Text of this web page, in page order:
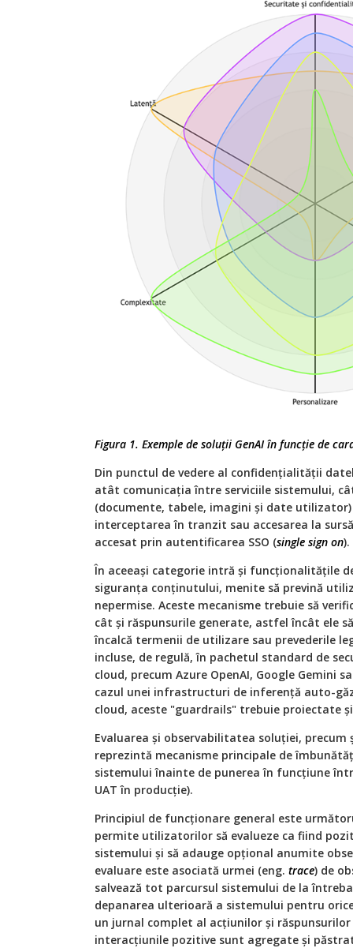
Figura 1. Exemple de soluții GenAI în funcție de
Din punctul de vedere al confidențialității
atât comunicația între serviciile sistemului,
(documente, tabele, imagini și date
interceptarea în tranzit sau accesarea la
accesat prin autentificarea SSO (single sign on).
În aceeași categorie intră și funcționalitățile
siguranța conținutului, menite să prevină
nepermise. Aceste mecanisme trebuie să
cât și răspunsurile generate, astfel încât ele
încalcă termenii de utilizare sau prevederile
incluse, de regulă, în pachetul standard de
cloud, precum Azure OpenAI, Google Gemini
cazul unei infrastructuri de inferență auto-
cloud, aceste "guardrails" trebuie proiectate
Evaluarea și observabilitatea soluției,
reprezintă mecanisme principale de
sistemului înainte de punerea în funcțiune
UAT în producție).
Principiul de funcționare general este
permite utilizatorilor să evalueze ca fiind
sistemului și să adauge opțional anumite
evaluare este asociată urmei (eng. trace) de
salvează tot parcursul sistemului de la
depanarea ulterioară a sistemului pentru
un jurnal complet al acțiunilor și
interacțiunile pozitive sunt agregate și